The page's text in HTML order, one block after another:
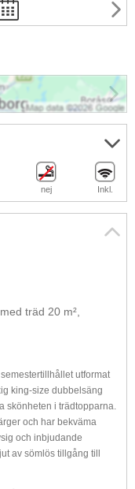
träd 20 m²,
utformat
king-size dubbelsäng
skönheten i trädtopparna.
och har bekväma
och inbjudande
av sömlös tillgång till
nej Inkl.